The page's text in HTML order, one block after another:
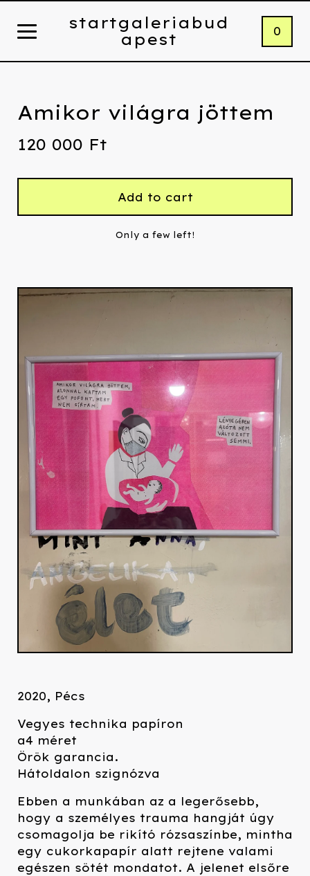
startgaleriabud
apest
0
Amikor világra jöttem
120 000 Ft
Add to cart
Only a few left!
2020, Pécs
Vegyes technika papíron
a4 méret
Örök garancia.
Hátoldalon szignózva
Ebben a munkában az a legerősebb,
hogy a személyes trauma hangját úgy
csomagolja be rikító rózsaszínbe, mintha
egy cukorkapapír alatt rejtene valami
egészen sötét mondatot. A jelenet elsőre